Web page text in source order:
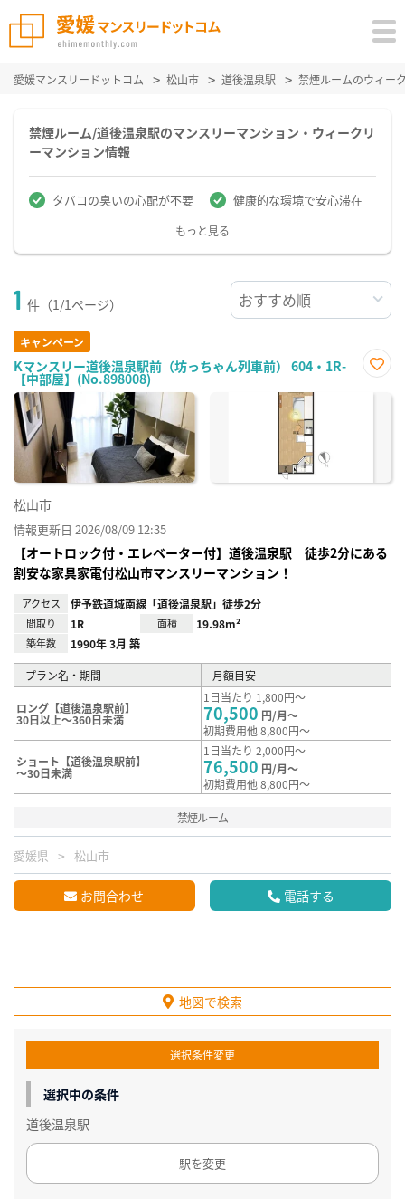
愛媛マンスリードットコム 松山市 道後温泉駅 禁煙ルームのウィー
禁煙ルーム/道後温泉駅のマンスリーマンション・ウィークリ
ーマンション情報
タバコの臭いの心配が不要 健康的な環境で安心滞在
もっと見る
1 件（1/1ページ）
キャンペーン
Kマンスリー道後温泉駅前（坊っちゃん列車前） 604・1R-
【中部屋】(No.898008)
に入
松山市
情報更新日 2026/08/09 12:35
【オートロック付・エレベーター付】道後温泉駅 徒歩2分にある
割安な家具家電付松山市マンスリーマンション！
アクセス 伊予鉄道城南線「道後温泉駅」徒歩2分
間取り 1R 面積 19.98m²
築年数 1990年 3月 築
プラン名・期間 月額目安
ロング【道後温泉駅前】
30日以上～360日未満
1日当たり 1,800円～
70,500 円/月～
初期費用他 8,800円～
ショート【道後温泉駅前】
～30日未満
1日当たり 2,000円～
76,500 円/月～
初期費用他 8,800円～
禁煙ルーム
愛媛県 松山市
お問合わせ 電話する
地図で検索
選択条件変更
選択中の条件
道後温泉駅
駅を変更